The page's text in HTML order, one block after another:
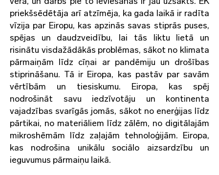
priekšsēdētāja arī atzīmēja, ka gada laikā ir radīta
vīzija par Eiropu, kas apzinās savas stiprās puses,
spējas un daudzveidību, lai tās liktu lietā un
risinātu visdažādākās problēmas, sākot no klimata
pārmaiņām līdz cīņai ar pandēmiju un drošības
stiprināšanu. Tā ir Eiropa, kas pastāv par savām
vērtībām un tiesiskumu. Eiropa, kas spēj
nodrošināt savu iedzīvotāju un kontinenta
vajadzības svarīgās jomās, sākot no enerģijas līdz
pārtikai, no materiāliem līdz zālēm, no digitālajām
mikroshēmām līdz zaļajām tehnoloģijām. Eiropa,
kas nodrošina unikālu sociālo aizsardzību un
ieguvumus pārmaiņu laikā.